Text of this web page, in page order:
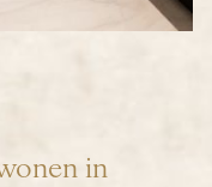
in